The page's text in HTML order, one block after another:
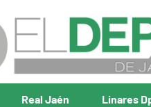
Real Jaén Linares